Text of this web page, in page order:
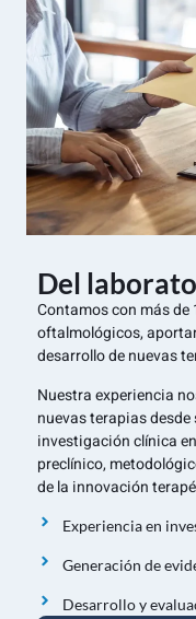
Del
Contamos con más
oftalmológicos,
desarrollo de nuevas
Nuestra experiencia
nuevas terapias
investigación clínica
preclínico,
de la innovación
Experiencia en
Generación de
Desarrollo y